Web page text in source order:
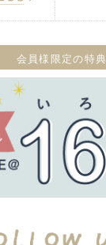
会員様限定の特典